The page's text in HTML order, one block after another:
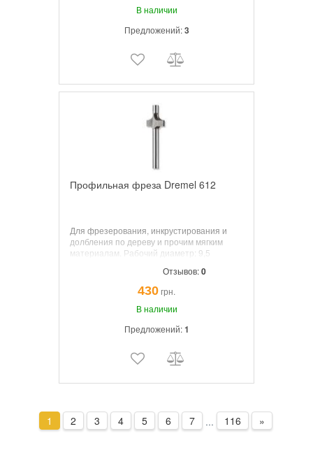
В наличии
Предложений:3
Профильная фреза Dremel 612
Для фрезерования, инкрустирования и
долбления по дереву и прочим мягким
материалам. Рабочий диаметр: 9,5
Отзывов:0
430грн.
В наличии
Предложений:1
1 2 3 4 5 6 7 ... 116 »